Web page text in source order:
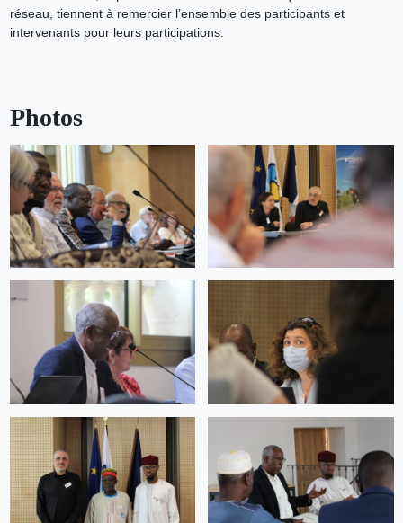
réseau, tiennent à remercier l’ensemble des participants et
intervenants pour leurs participations.
Photos